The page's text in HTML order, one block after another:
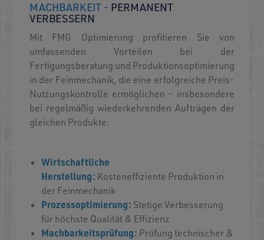
MACHBARKEIT - PERMANENT
VERBESSERN
Mit FMG Optimierung profitieren Sie von
umfassenden Vorteilen bei der
Fertigungsberatung und Produktionsoptimierung
in der Feinmechanik, die eine erfolgreiche Preis-
Nutzungskontrolle ermöglichen – insbesondere
bei regelmäßig wiederkehrenden Aufträgen der
gleichen Produkte:
Wirtschaftliche
Herstellung: Kosteneffiziente Produktion in
der Feinmechanik
Prozessoptimierung: Stetige Verbesserung
für höchste Qualität & Effizienz
Machbarkeitsprüfung: Prüfung technischer &